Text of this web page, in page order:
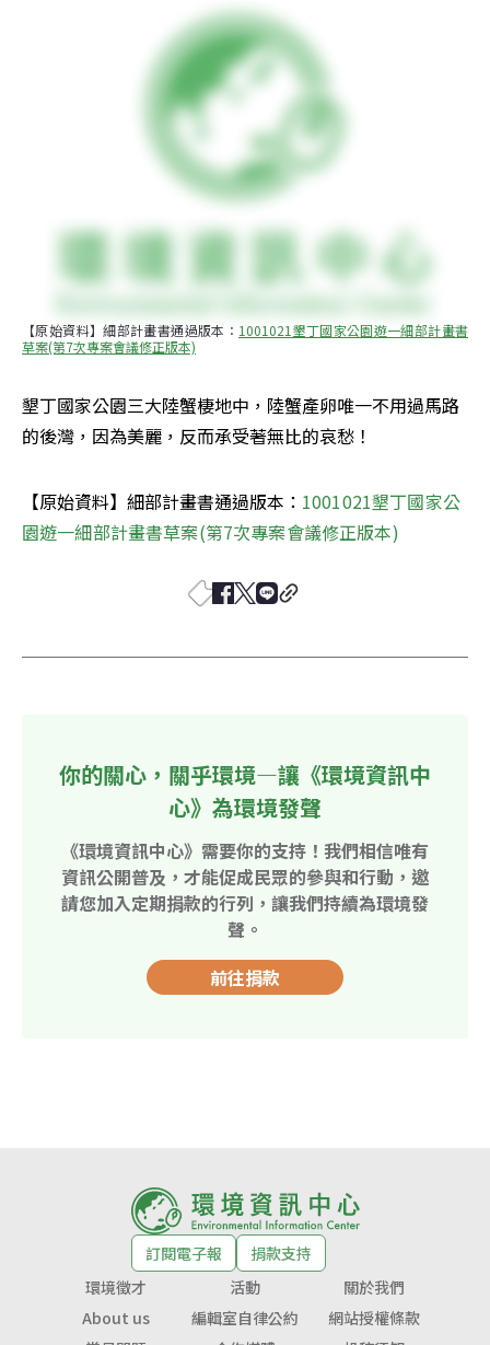
【原始資料】細部計畫書通過版本： 1001021墾丁國家公園遊一細部計畫書
草案(第7次專案會議修正版本)
墾丁國家公園三大陸蟹棲地中，陸蟹產卵唯一不用過馬路
的後灣，因為美麗，反而承受著無比的哀愁！
【原始資料】細部計畫書通過版本： 1001021墾丁國家公
園遊一細部計畫書草案(第7次專案會議修正版本)
你的關心，關乎環境—讓《環境資訊中
心》為環境發聲
《環境資訊中心》需要你的支持！我們相信唯有
資訊公開普及，才能促成民眾的參與和行動，邀
請您加入定期捐款的行列，讓我們持續為環境發
聲。
前往捐款
訂閱電子報
捐款支持
環境徵才
活動
關於我們
About us
編輯室自律公約
網站授權條款